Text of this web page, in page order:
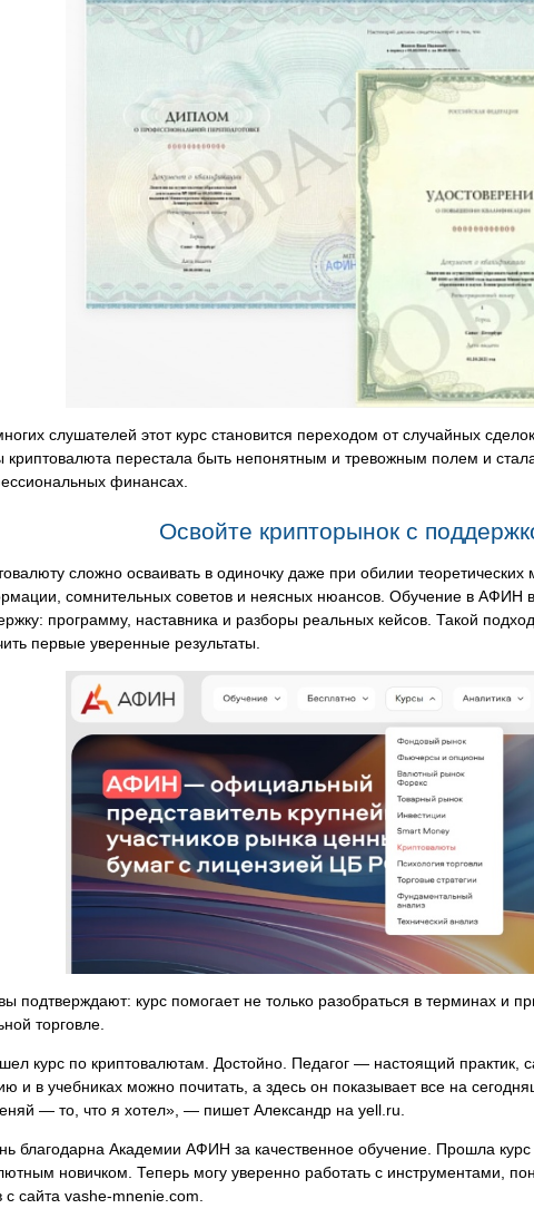
слушателей этот курс становится переходом от случайных
криптовалюта перестала быть непонятным и тревожным полем и
финансах.
Освойте крипторынок с
сложно осваивать в одиночку даже при обилии
сомнительных советов и неясных нюансов. Обучение в АФИН
программу, наставника и разборы реальных кейсов. Такой
первые уверенные результаты.
подтверждают: курс помогает не только разобраться в терминах и
торговле.
курс по криптовалютам. Достойно. Педагог — настоящий практик,
и в учебниках можно почитать, а здесь он показывает все на
— то, что я хотел», — пишет Александр на yell.ru.
благодарна Академии АФИН за качественное обучение. Прошла
новичком. Теперь могу уверенно работать с инструментами,
с сайта vashe-mnenie.com.